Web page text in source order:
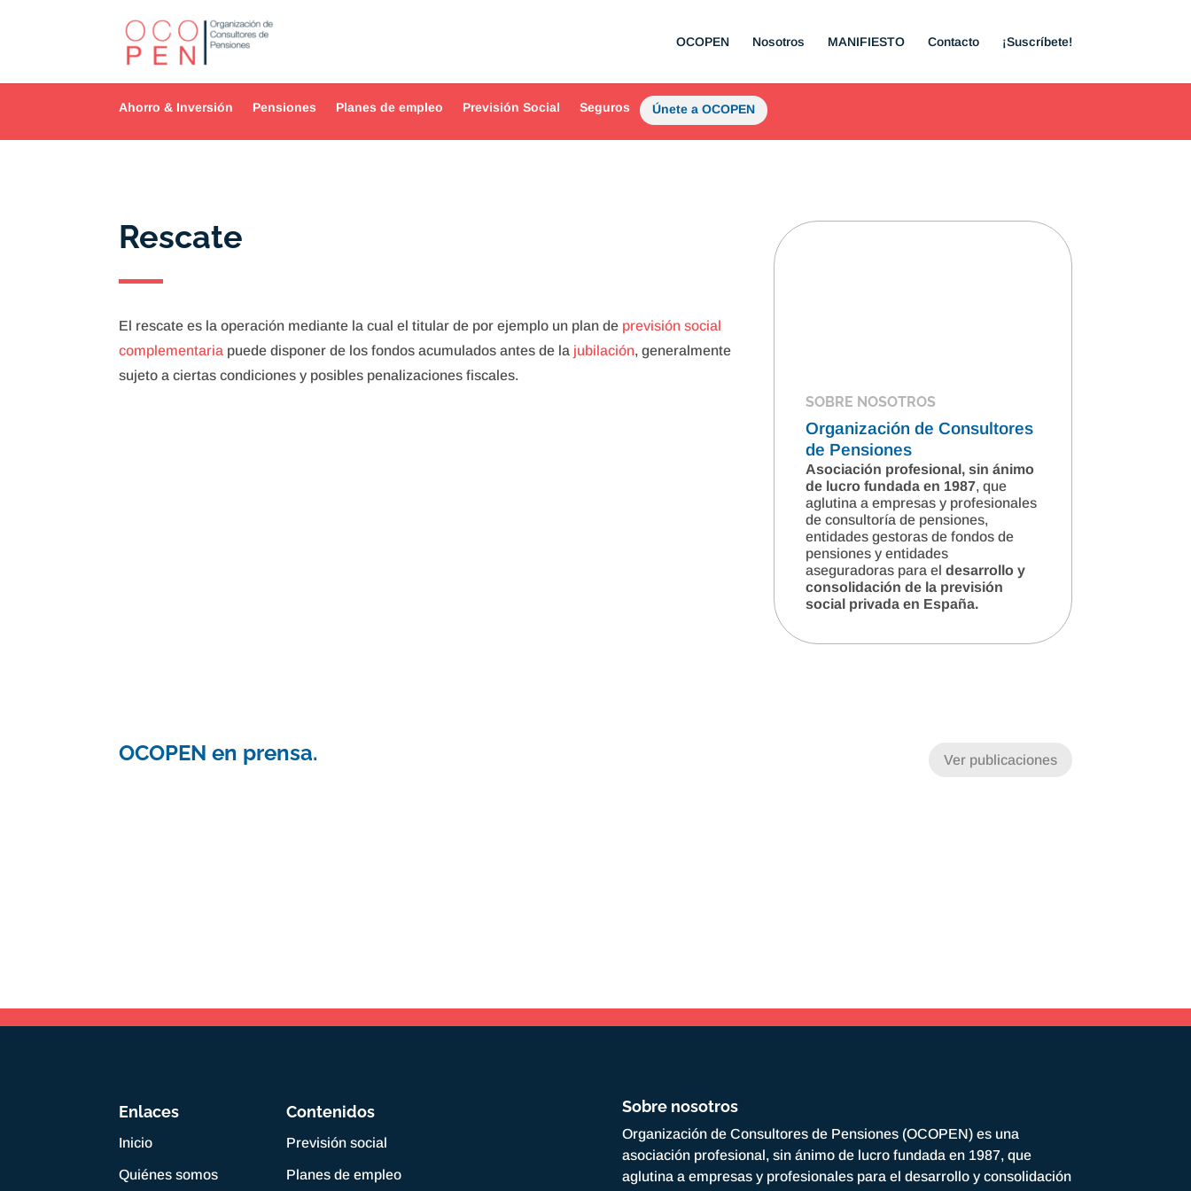
OCOPEN Nosotros MANIFIESTO Contacto ¡Suscríbete!
Ahorro & Inversión Pensiones Planes de empleo Previsión Social Seguros Únete a OCOPEN
Rescate
El rescate es la operación mediante la cual el titular de por ejemplo un plan de previsión social
complementaria puede disponer de los fondos acumulados antes de la jubilación, generalmente
sujeto a ciertas condiciones y posibles penalizaciones fiscales.
SOBRE NOSOTROS
Organización de Consultores
de Pensiones
Asociación profesional, sin ánimo
de lucro fundada en 1987, que
aglutina a empresas y profesionales
de consultoría de pensiones,
entidades gestoras de fondos de
pensiones y entidades
aseguradoras para el desarrollo y
consolidación de la previsión
social privada en España.
OCOPEN en prensa. Ver publicaciones
Enlaces
Inicio
Quiénes somos
Contenidos
Previsión social
Planes de empleo
Sobre nosotros
Organización de Consultores de Pensiones (OCOPEN) es una
asociación profesional, sin ánimo de lucro fundada en 1987, que
aglutina a empresas y profesionales para el desarrollo y consolidación